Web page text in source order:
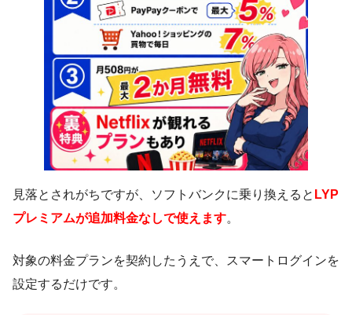
見落とされがちですが、ソフトバンクに乗り換えると LYP
プレミアムが追加料金なしで使えます。
対象の料金プランを契約したうえで、スマートログインを
設定するだけです。